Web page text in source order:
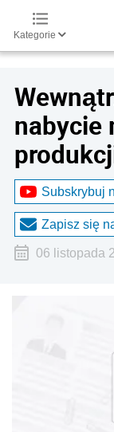
Kategorie
nabycie
Subskrybuj
Zapisz się
06 listopada